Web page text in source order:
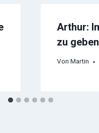
Arthur:
zu geben
Von Martin